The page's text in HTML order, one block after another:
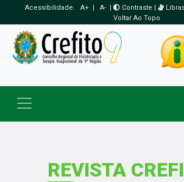
Acessibilidade: A+ | A- | Contraste |
Voltar Ao Topo
Toggle navigation
REVISTA